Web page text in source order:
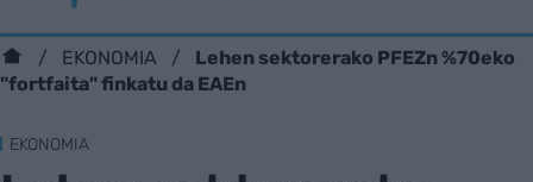
EKONOMIA
Lehen sektorerako PFEZn %70eko
"fortfaita" finkatu da EAEn
EKONOMIA